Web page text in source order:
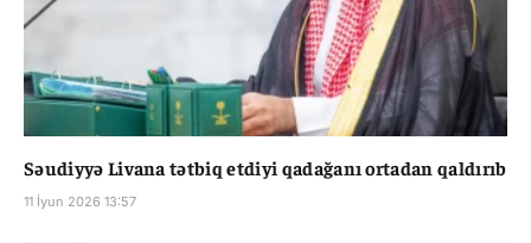
Səudiyyə Livana tətbiq etdiyi qadağanı ortadan qaldırıb
11 İyun 2026 13:57